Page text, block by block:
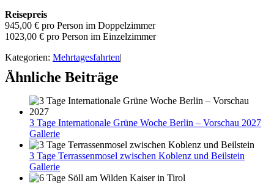
Reisepreis
945,00 € pro Person im Doppelzimmer
1023,00 € pro Person im Einzelzimmer
Kategorien: Mehrtagesfahrten|
Ähnliche Beiträge
3 Tage Internationale Grüne Woche Berlin – Vorschau 2027
Gallerie
3 Tage Terrassenmosel zwischen Koblenz und Beilstein
Gallerie